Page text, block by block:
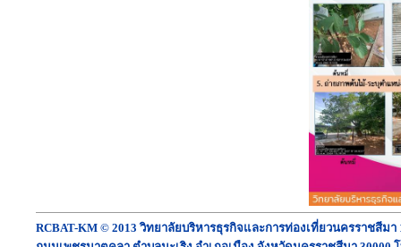
RCBAT-KM © 2013 วิทยาลัยบริหารธุรกิจและการท่องเที่ยวนครราชสีมา